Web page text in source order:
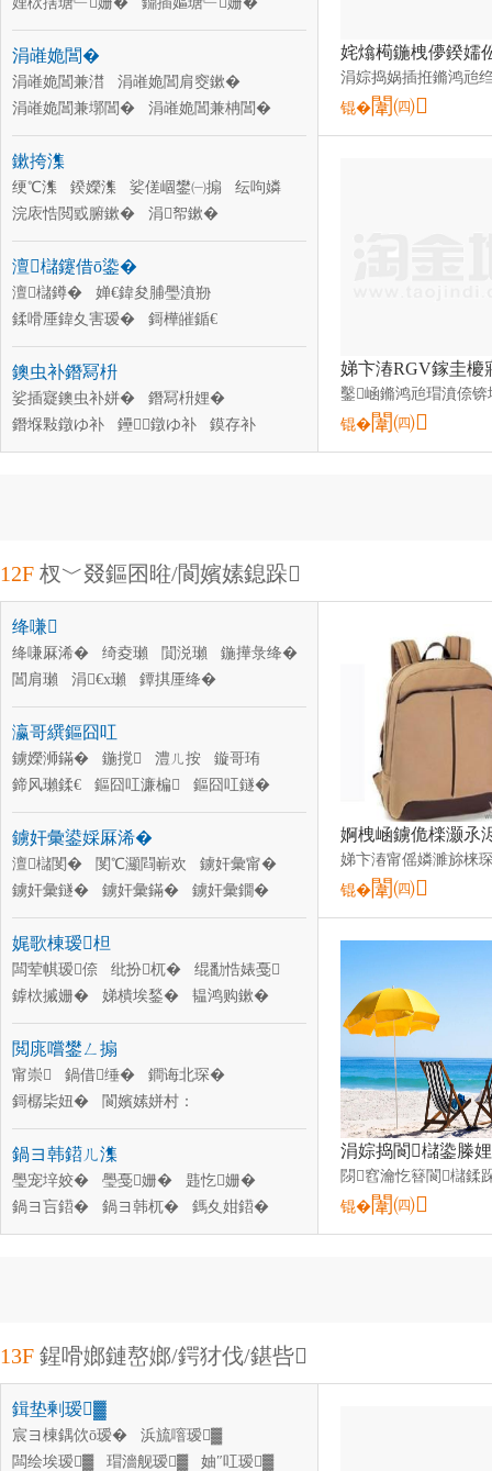
寮峰害瑭﹂姗�
纭害瑷�
钀兘瑭﹂姗�
宸ヨ棟瑭﹂姗�
璁婂舰妾㈡脯鍎€
鑰愮（瑭﹂姗�
涓嶉姽閶�
涓嶉姽閶兼澘
涓嶉姽閶肩窔鏉�
涓嶉姽閶兼墎閶�
涓嶉姽閶兼柟閶�
涓嶉姽閶兼Ы閶�
涓嶉姽閶艰閶�
涓嶉姽閶煎付
涓嶉姽閶兼鏉�
涓嶉姽閶煎澂
涓嶉姽閶肩
涓嶉姽閶肩暟鍨嬫潗
鏉挎潗
绠℃潗 鍨嬫潗 娑傞崓鐢㈠搧
纭呴嫾
浣庡悎閲戜腑鏉�
涓帤鏉�
瀹瑰櫒鏉�
铻虹磱閶�
鏅€氬湏閶�
绶氭潗
甯堕嫾
澶櫧鑳借ō鍌�
澶櫧鐏�
婵€鍏夋脯璺濆剙
鍒嗗厜鍏夊害瑷�
鎶樺皠鍎€
鍏夎瓬鍎€
缍撶矾鍎€
鏀惧ぇ閺�
鑹插樊瑷�
鍒嗗厜鍎€
婵捐壊鐗�
澶滆鍎€
鐭虫补鐕冩枡
娑插寲鐭虫补姘�
鐕冩枡娌�
鐕堢敤鐓ゆ补
鑸┖鐓ゆ补
鏌存补
姹芥补
娓ｆ补
锟�闈㈣
锟�闈㈣
12F 杈﹀叕鏂囨暀/閬嬪嫊鎴跺
绛嗛
绛嗛厤浠� 绮夌瓎 閴涚瓎
鍦撶彔绛�
閶肩瓎
涓€х瓎
鐔掑厜绛�
瑷樿櫉绛�
姣涚瓎 绨藉瓧绛�
瀛哥繏鏂囧叿
鐪嬫浉鏋� 鍦撹 澧ㄦ按
鏇哥珛
鍗风瓎鍒€
鏂囧叿濂楄
鏂囧叿鐩�
绛嗙瓛
淇娑�
淇甯�
姗＄毊鎿�
绛嗚
鐪奸彙鍙婇厤浠�
澶櫧閺� 閺℃灦閰嶄欢
鐪奸彙甯�
鐪奸彙鐩�
鐪奸彙鏋�
鐪奸彙鐗�
闅卞舰鐪奸彙
妗嗘灦鐪奸彙
娓歌棟瑷柦
闆荤帺瑷倷 纰扮杌�
绲勫悎婊戞
鎼栨摵姗�
娣樻埃鍫�
韫鸿购鏉�
娓歌棟杞夋
绉嬪崈
鏀€鐧绘灦
娓歌棟瑷柦
娓告▊瑷倷
閲庣嚐鐢ㄥ搧
甯崇 鍋借缍�
鐧诲北琛�
鎶樼枈妞�
閬嬪嫊姘村：
閲庣嚐鍒€鍏�
閲庣嚐鐫¤
鍚婂簥
閲庣嚐鐕�
鎸囧崡閲�
闃叉疆澧�
鍋ヨ韩鍣ㄦ潗
璺宠垶姣� 璺戞姗�
韪忔姗�
鍋ヨ吂鍣�
鍋ヨ韩杌�
鎷夊姏鍣�
鎷虫搳鐢ㄥ搧
鍟為埓 璺冲簥
璺崇供
锟�闈㈣
锟�闈㈣
13F 鍟嗗嫏鏈嶅嫏/鍔犲伐/鍖呰
鍓垫剰瑷▓
宸ヨ棟鍝佽ō瑷�
浜旈噾瑷▓
闆绘埃瑷▓
瑁濇舰瑷▓
妯″叿瑷▓